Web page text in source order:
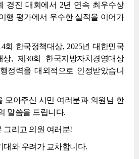
경진 대회에서 2년 연속 최우수상
행 평가에서 우수한 실적을 이어가
회 한국정책대상, 2025년 대한민국
상, 제30회 한국지방자치경영대상
정력을 대외적으로 인정받았습니
모아주신 시민 여러분과 의원님 한
말씀을 드립니다.
그리고 의원 여러분!
대와 우려가 교차합니다.